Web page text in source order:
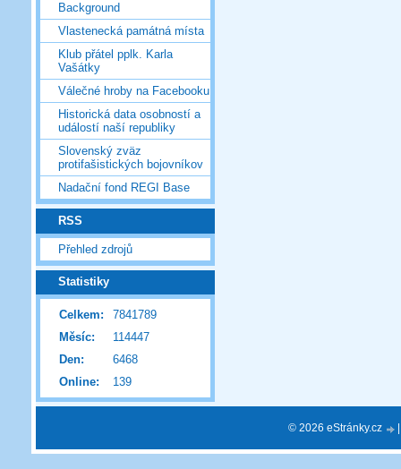
Background
Vlastenecká památná místa
Klub přátel pplk. Karla
Vašátky
Válečné hroby na Facebooku
Historická data osobností a
událostí naší republiky
Slovenský zväz
protifašistických bojovníkov
Nadační fond REGI Base
RSS
Přehled zdrojů
Statistiky
Online: 139
Celkem:
7841789
Měsíc:
114447
Den:
6468
© 2026 eStránky.cz